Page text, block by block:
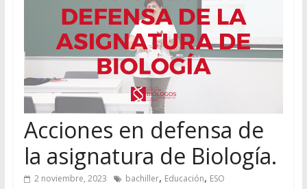
Acciones en defensa de
la asignatura de Biología.
2 noviembre, 2023 bachiller, Educación, ESO